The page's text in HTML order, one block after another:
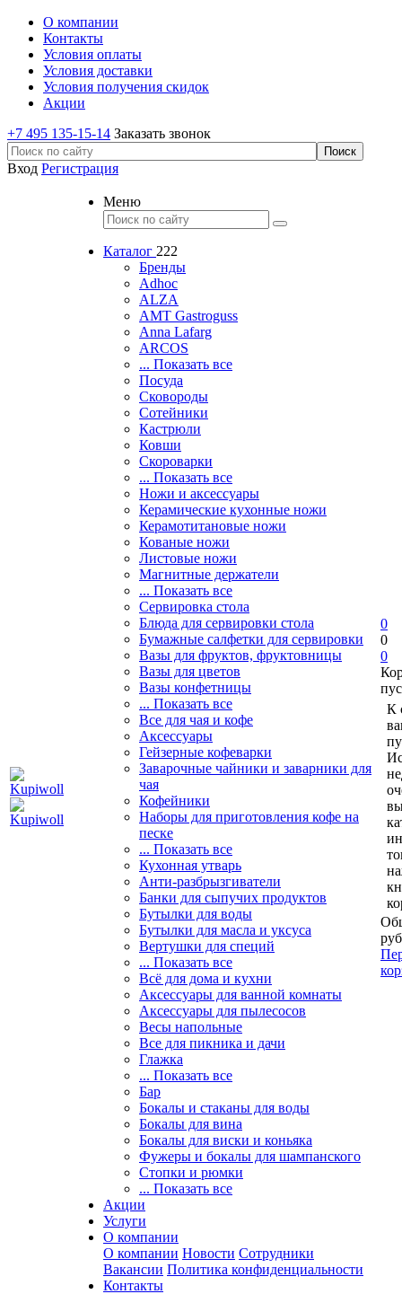
О компании
Контакты
Условия оплаты
Условия доставки
Условия получения скидок
Акции
+7 495 135-15-14 Заказать звонок
Вход Регистрация
Меню
Каталог 222
Бренды
Adhoc
ALZA
AMT Gastroguss
Anna Lafarg
ARCOS
... Показать все
Посуда
Сковороды
Сотейники
Кастрюли
Ковши
Скороварки
... Показать все
Ножи и аксессуары
Керамические кухонные ножи
Керамотитановые ножи
Кованые ножи
Листовые ножи
Магнитные держатели
... Показать все
Сервировка стола
Блюда для сервировки стола
Бумажные салфетки для сервировки
Вазы для фруктов, фруктовницы
Вазы для цветов
Вазы конфетницы
... Показать все
Все для чая и кофе
Аксессуары
Гейзерные кофеварки
Заварочные чайники и заварники для
чая
Кофейники
Наборы для приготовления кофе на
песке
... Показать все
Кухонная утварь
Анти-разбрызгиватели
Банки для сыпучих продуктов
Бутылки для воды
Бутылки для масла и уксуса
Вертушки для специй
... Показать все
Всё для дома и кухни
Аксессуары для ванной комнаты
Аксессуары для пылесосов
Весы напольные
Все для пикника и дачи
Глажка
... Показать все
Бар
Бокалы и стаканы для воды
Бокалы для вина
Бокалы для виски и коньяка
Фужеры и бокалы для шампанского
Стопки и рюмки
... Показать все
Акции
Услуги
О компании
О компании Новости Сотрудники
Вакансии Политика конфиденциальности
Контакты
0
0
0
К